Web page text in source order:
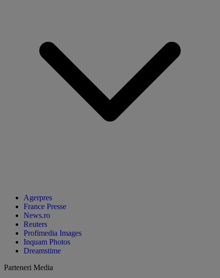
Agerpres
France Presse
News.ro
Reuters
Profimedia Images
Inquam Photos
Dreamstime
Parteneri Media